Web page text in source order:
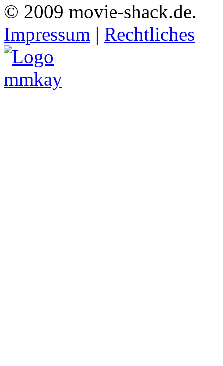
© 2009 movie-shack.de.
Impressum | Rechtliches